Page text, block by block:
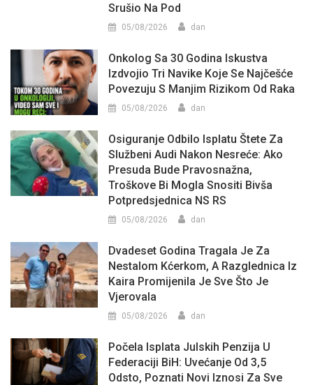
Srušio Na Pod
05/08/2026 dan
Onkolog Sa 30 Godina Iskustva
Izdvojio Tri Navike Koje Se Najčešće
Povezuju S Manjim Rizikom Od Raka
05/08/2026 dan
Osiguranje Odbilo Isplatu Štete Za
Službeni Audi Nakon Nesreće: Ako
Presuda Bude Pravosnažna,
Troškove Bi Mogla Snositi Bivša
Potpredsjednica NS RS
05/08/2026 dan
Dvadeset Godina Tragala Je Za
Nestalom Kćerkom, A Razglednica Iz
Kaira Promijenila Je Sve Što Je
Vjerovala
05/08/2026 dan
Počela Isplata Julskih Penzija U
Federaciji BiH: Uvećanje Od 3,5
Odsto, Poznati Novi Iznosi Za Sve